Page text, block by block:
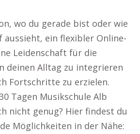
wo du gerade bist oder wie
aussieht, ein flexibler Online-
Leidenschaft für die
deinen Alltag zu integrieren
Fortschritte zu erzielen.
Tagen Musikschule Alb
nicht genug? Hier findest du
Möglichkeiten in der Nähe: